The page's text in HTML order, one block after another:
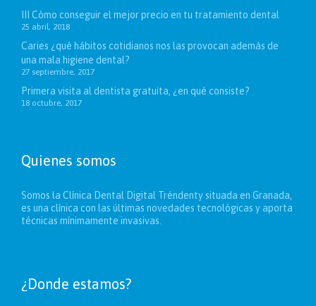
III Cómo conseguir el mejor precio en tu tratamiento dental
25 abril, 2018
Caries ¿qué hábitos cotidianos nos las provocan además de
una mala higiene dental?
27 septiembre, 2017
Primera visita al dentista gratuita, ¿en qué consiste?
18 octubre, 2017
Quienes somos
Somos la Clínica Dental Digital Tréndenty situada en Granada,
es una clínica con las últimas novedades tecnológicas y aporta
técnicas mínimamente invasivas.
¿Donde estamos?